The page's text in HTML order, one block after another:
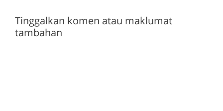
Tinggalkan komen atau maklumat
tambahan